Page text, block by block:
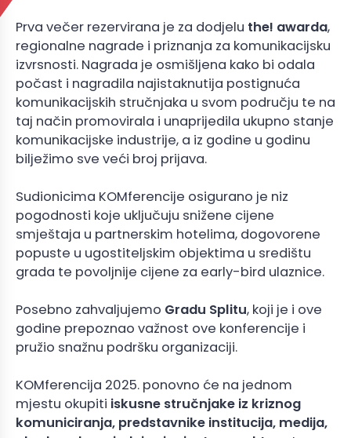
Prva večer rezervirana je za dodjelu the! awarda,
regionalne nagrade i priznanja za komunikacijsku
izvrsnosti. Nagrada je osmišljena kako bi odala
počast i nagradila najistaknutija postignuća
komunikacijskih stručnjaka u svom području te na
taj način promovirala i unaprijedila ukupno stanje
komunikacijske industrije, a iz godine u godinu
bilježimo sve veći broj prijava.
Sudionicima KOMferencije osigurano je niz
pogodnosti koje uključuju snižene cijene
smještaja u partnerskim hotelima, dogovorene
popuste u ugostiteljskim objektima u središtu
grada te povoljnije cijene za early-bird ulaznice.
Posebno zahvaljujemo Gradu Splitu, koji je i ove
godine prepoznao važnost ove konferencije i
pružio snažnu podršku organizaciji.
KOMferencija 2025. ponovno će na jednom
mjestu okupiti iskusne stručnjake iz kriznog
komuniciranja, predstavnike institucija, medija,